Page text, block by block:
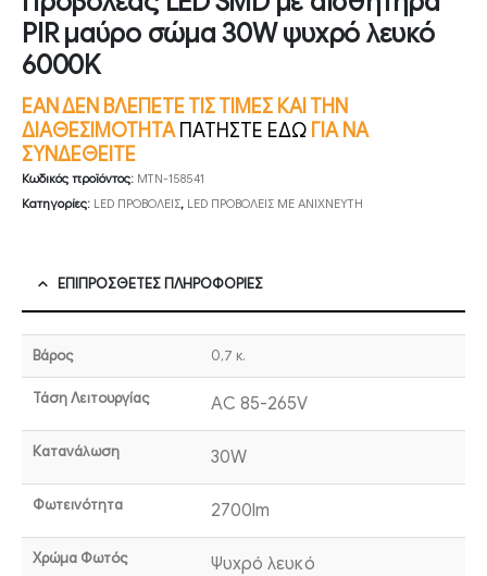
PIR μαύρο σώμα 30W ψυχρό λευκό
6000K
ΕΑΝ ΔΕΝ ΒΛΕΠΕΤΕ ΤΙΣ ΤΙΜΕΣ ΚΑΙ ΤΗΝ
ΔΙΑΘΕΣΙΜΟΤΗΤΑ ΠΑΤΗΣΤΕ ΕΔΩ ΓΙΑ ΝΑ
ΣΥΝΔΕΘΕΙΤΕ
Κωδικός προϊόντος: MTN-158541
Κατηγορίες: LED ΠΡΟΒΟΛΕΙΣ, LED ΠΡΟΒΟΛΕΙΣ ΜΕ ΑΝΙΧΝΕΥΤΗ
ΕΠΙΠΡΌΣΘΕΤΕΣ ΠΛΗΡΟΦΟΡΊΕΣ
Βάρος 0,7 κ.
Τάση Λειτουργίας AC 85-265V
Κατανάλωση 30W
Φωτεινότητα 2700lm
Χρώμα Φωτός Ψυχρό λευκό